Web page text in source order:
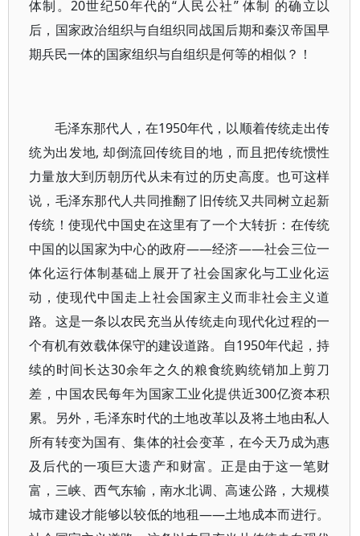
体制。20世纪50年代的“人民公社” 体制 的确立以
后，国家政治组织与自组织同战国后期和秦汉帝国早
期兵民一体的国家组织与自组织是何等的相似？！
毛泽东那代人，在1950年代，以顺着传统走出传
统为出发地, 却倒流回传统目的地，而且把传统惯性
力量放大到历朝历代从未有过的历史高度。也可这样
说，毛泽东那代人共同推翻了旧传统又共同树立起新
传统！使现代中国史在这里有了一个大转折：在传统
中国的以国家为中心的政府——经济——社会三位一
体化运行体制基础上展开了社会国家化与工业化运
动，使现代中国走上社会国家主义而非社会主义道
路。这是一条以农民充当从传统走向现代化过程的一
个有机有效载体保守的建设道路。自1950年代起，持
续的时间长达30余年之久的粮食统购统销加上剪刀
差，中国农民每年为国家工业化提供近300亿资本积
累。另外，毛泽东时代的土地改革以及将土地由私人
所有转变为国有、集体的社会变革，在今天乃成为惠
及后代的一项巨大遗产和财富。正是由于这一笔财
富，三峡、西气东输，南水北调、高速公路，大规模
城市建设才能够以较低的地租——土地成本而进行。